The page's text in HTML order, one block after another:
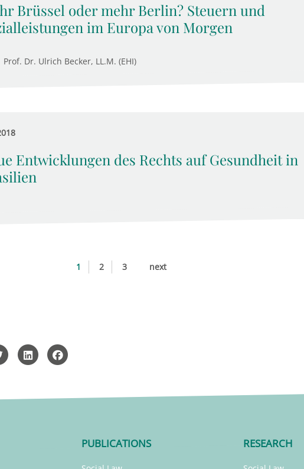
Brüssel oder mehr Berlin? Steuern und
im Europa von Morgen
Prof. Dr. Ulrich Becker, LL.M. (EHI)
Entwicklungen des Rechts auf Gesundheit in
1 2 3 next
PUBLICATIONS RESEARCH